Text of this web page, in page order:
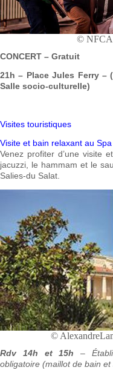
© NFCA
CONCERT – Gratuit
21h – Place Jules Ferry
Salle socio-culturelle)
Visites touristiques
Visite et bain relaxant au
Venez profiter d’une visite
jacuzzi, le hammam et le
Salies-du Salat.
©
Rdv 14h et 15h–
obligatoire (maillot de bain